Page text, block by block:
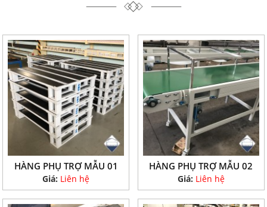
HÀNG PHỤ TRỢ MẪU 01
Giá: Liên hệ
HÀNG PHỤ TRỢ MẪU 02
Giá: Liên hệ